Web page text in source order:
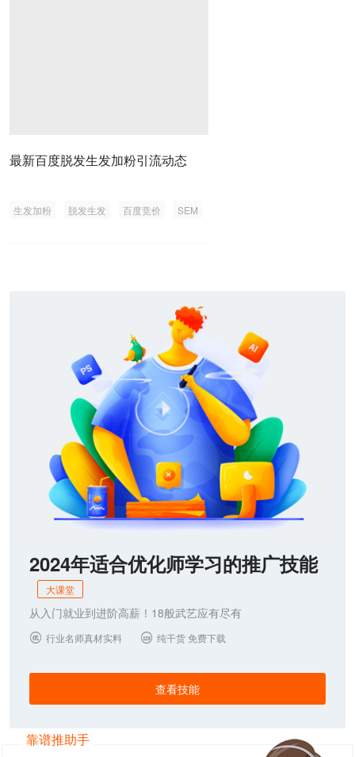
最新百度脱发生发加粉引流动态
生发加粉 脱发生发 百度竞价 SEM
2024年适合优化师学习的推广技能
大课堂
从入门就业到进阶高薪！18般武艺应有尽有
 行业名师真材实料  纯干货 免费下载
查看技能
靠谱推助手